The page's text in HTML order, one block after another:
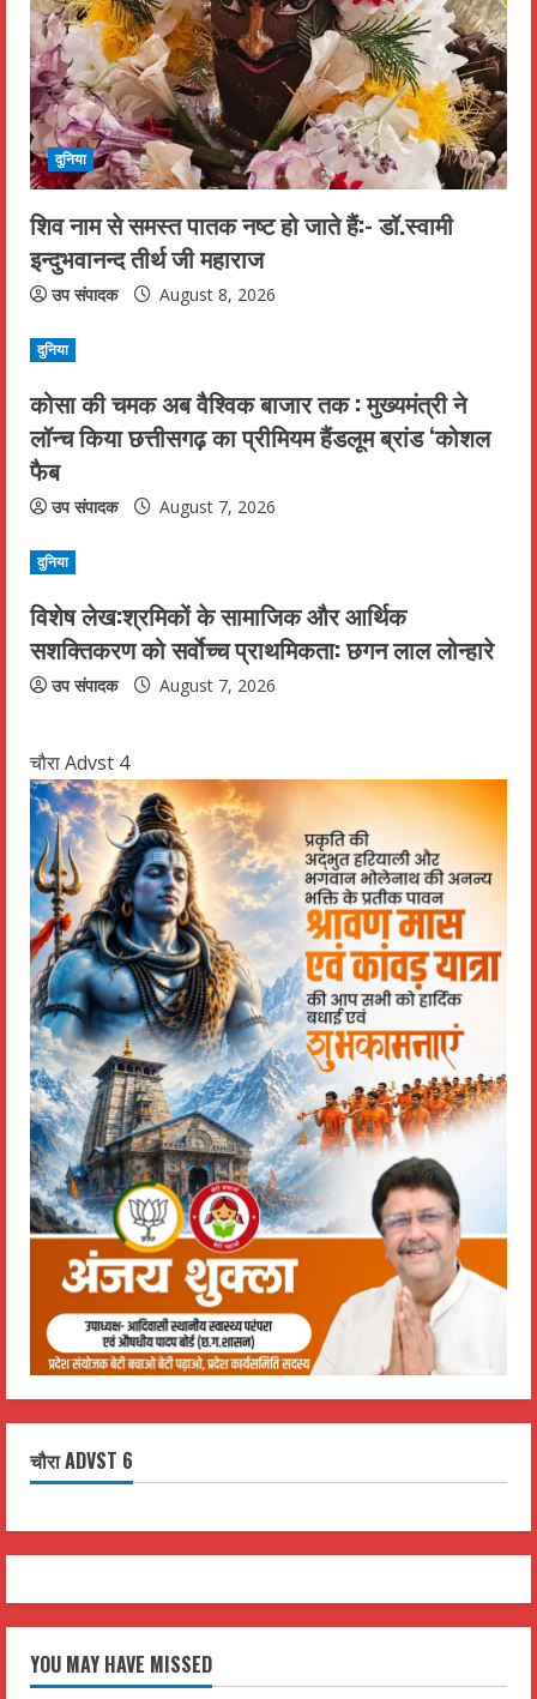
e
a
d
i
n
g
दुनिया
शिव नाम से समस्त पातक नष्ट हो जाते हैं:- डॉ.स्वामी
इन्दुभवानन्द तीर्थ जी महाराज
उप संपादक August 8, 2026
दुनिया
कोसा की चमक अब वैश्विक बाजार तक : मुख्यमंत्री ने
लॉन्च किया छत्तीसगढ़ का प्रीमियम हैंडलूम ब्रांड ‘कोशल
फैब
उप संपादक August 7, 2026
दुनिया
विशेष लेख:श्रमिकों के सामाजिक और आर्थिक
सशक्तिकरण को सर्वाेच्च प्राथमिकता: छगन लाल लोन्हारे
उप संपादक August 7, 2026
चौरा Advst 4
चौरा ADVST 6
YOU MAY HAVE MISSED